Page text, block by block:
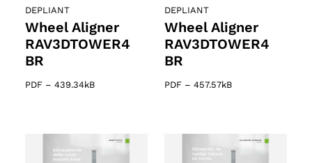
DEPLIANT
Wheel Aligner
RAV3DTOWER4
BR
PDF – 439.34kB
DEPLIANT
Wheel Aligner
RAV3DTOWER4
BR
PDF – 457.57kB